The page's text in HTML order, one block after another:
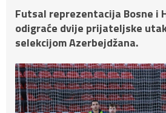
Futsal reprezentacija Bosne i
odigraće dvije prijateljske
selekcijom Azerbejdžana.